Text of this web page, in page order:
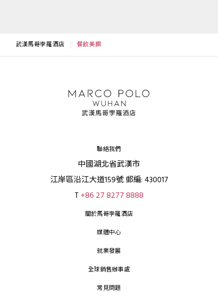
武漢馬哥孛羅酒店 餐飲美饌
聯絡我們
中國湖北省武漢市
江岸區沿江大道159號 郵編: 430017
T +86 27 8277 8888
關於馬哥孛羅酒店
媒體中心
就業發展
全球銷售辦事處
常見問題